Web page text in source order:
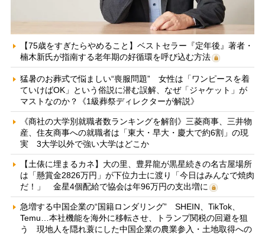
【75歳をすぎたらやめること】ベストセラー『定年後』著者・
楠木新氏が指南する老年期の好循環を呼び込む方法
猛暑のお葬式で悩ましい“喪服問題” 女性は「ワンピースを着
ていけばOK」という俗説に潜む誤解、なぜ「ジャケット」が
マストなのか？《1級葬祭ディレクターが解説》
《商社の大学別就職者数ランキングを解剖》三菱商事、三井物
産、住友商事への就職者は「東大・早大・慶大で約6割」の現
実 3大学以外で強い大学はどこか
【土俵に埋まるカネ】大の里、豊昇龍が黒星続きの名古屋場所
は「懸賞金2826万円」が下位力士に渡り「今日はみんなで焼肉
だ！」 金星4個配給で協会は年96万円の支出増に
急増する中国企業の“国籍ロンダリング” SHEIN、TikTok、
Temu…本社機能を海外に移転させ、トランプ関税の回避を狙
う 現地人を隠れ蓑にした中国企業の農業参入・土地取得への